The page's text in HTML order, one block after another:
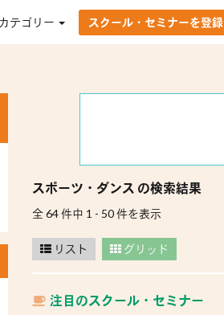
カテゴリー スクール・セミナーを登録
スポーツ・ダンス の検索結果
全 64 件中 1 - 50 件を表示
リスト グリッド
注目のスクール・セミナー